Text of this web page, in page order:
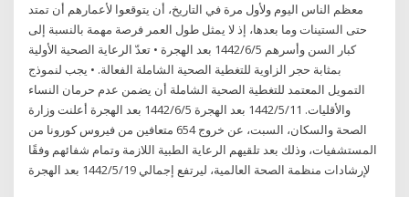
معظم الناس اليوم ولأول مرة في التاريخ، أن يتوقعوا لأعمارهم أن تمتد
حتى الستينات وما بعدها، إذ لا يمثل طول العمر فرصة مهمة بالنسبة إلى
كبار السن وأسرهم 5‏‏/6‏‏/1442 بعد الهجرة • تعدّ الرعاية الصحية الأولية
بمثابة حجر الزاوية للتغطية الصحية الشاملة الفعالة. • يجب لنموذج
التمويل المعتمد للتغطية الصحية الشاملة أن يضمن عدم حرمان النساء
والأقليات. 11‏‏/5‏‏/1442 بعد الهجرة 5‏‏/6‏‏/1442 بعد الهجرة أعلنت وزارة
الصحة والسكان، السبت، عن خروج 654 متعافين من فيروس كورونا من
المستشفيات، وذلك بعد تلقيهم الرعاية الطبية اللازمة وتمام شفائهم وفقًا
لإرشادات منظمة الصحة العالمية، ليرتفع إجمالي 19‏‏/5‏‏/1442 بعد الهجرة